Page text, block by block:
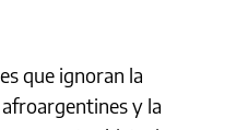
que ignoran la
y la